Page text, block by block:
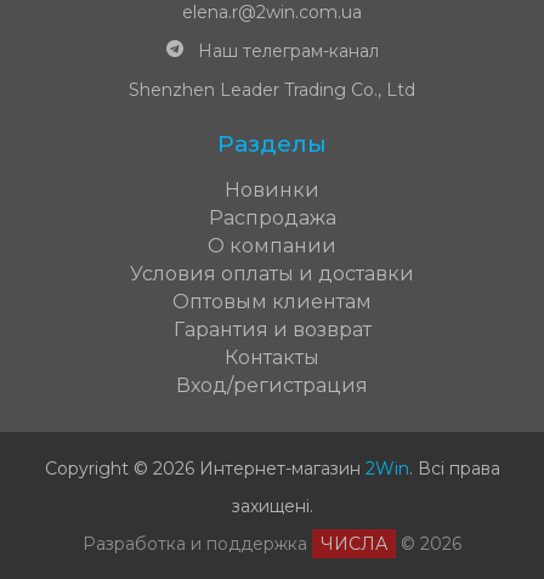
elena.r@2win.com.ua
Наш телеграм-канал
Shenzhen Leader Trading Co., Ltd
Разделы
Новинки
Распродажа
О компании
Условия оплаты и доставки
Оптовым клиентам
Гарантия и возврат
Контакты
Вход/регистрация
Copyright © 2026 Интернет-магазин 2Win. Всі права
захищені.
Разработка и поддержка
ЧИСЛА © 2026